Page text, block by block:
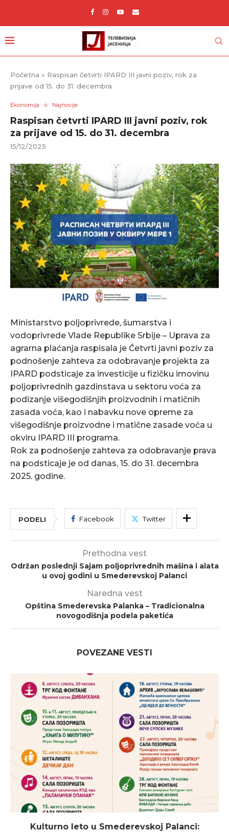
Početna » Raspisan četvrti IPARD III javni poziv, rok za
prijave od 15. do 31. decembra
Ekonomija Najnovije
Raspisan četvrti IPARD III javni poziv, rok
za prijave od 15. do 31. decembra
15/12/2025
Ministarstvo poljoprivrede, šumarstva i
vodoprivrede Vlade Republike Srbije – Uprava za
agrarna plaćanja raspisala je Četvrti javni poziv za
podnošenje zahteva za odobravanje projekta za
IPARD podsticaje za investicije u fizičku imovinu
poljoprivrednih gazdinstava u sektoru voća za
podizanje višegodišnjih proizvodnih i matičnih
zasada voća, kao i nabavku nove opreme za
višegodišnje proizvodne i matične zasade voća u
okviru IPARD III programa.
Rok za podnošenje zahteva za odobravanje prava
na podsticaje je od danas, 15. do 31. decembra
2025. godine.
PODELI Facebook Twitter
Prethodna vest
Održan poslednji Sajam poljoprivrednih mašina i alata
u ovoj godini u Smederevskoj Palanci
Naredna vest
Opština Smederevska Palanka – Tradicionalna
novogodišnja podela paketića
POVEZANE VESTI
Kulturno leto u Smederevskoj Palanci: